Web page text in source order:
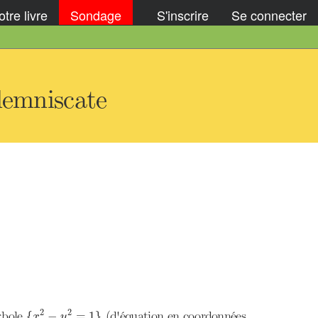
livre Sondage S'inscrire Se connecter
2 2
{ 2 2= }